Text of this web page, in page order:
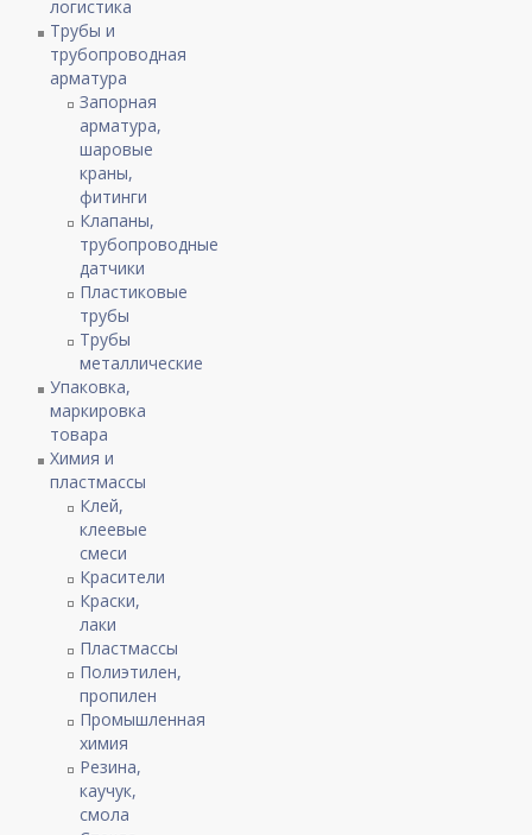
логистика
Трубы и
трубопроводная
арматура
Запорная
арматура,
шаровые
краны,
фитинги
Клапаны,
трубопроводные
датчики
Пластиковые
трубы
Трубы
металлические
Упаковка,
маркировка
товара
Химия и
пластмассы
Клей,
клеевые
смеси
Красители
Краски,
лаки
Пластмассы
Полиэтилен,
пропилен
Промышленная
химия
Резина,
каучук,
смола